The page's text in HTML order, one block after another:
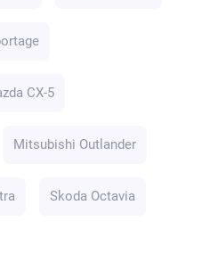
CX-5
Mitsubishi Outlander
Skoda Octavia